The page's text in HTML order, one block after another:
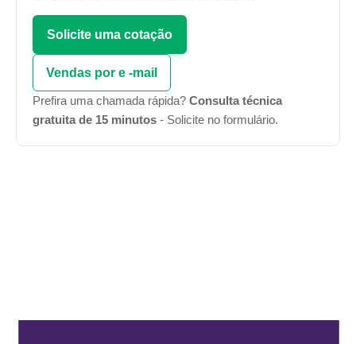
Solicite uma cotação
Vendas por e -mail
Prefira uma chamada rápida? Consulta técnica
gratuita de 15 minutos - Solicite no formulário.